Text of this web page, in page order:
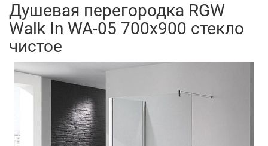
Душевая перегородка RGW
Walk In WA-05 700x900 стекло
чистое